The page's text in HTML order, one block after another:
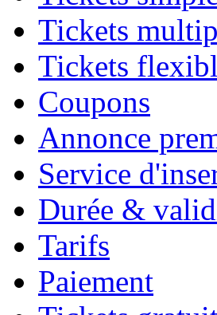
Tickets
Tickets
Coupons
Annonce
Service
Durée &
Tarifs
Paiement